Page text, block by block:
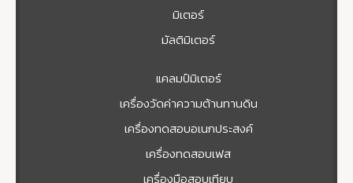
มิเตอร์
มัลติมิเตอร์
แคลมป์มิเตอร์
เครื่องวัดค่าความต้านทานดิน
เครื่องทดสอบอเนกประสงค์
เครื่องทดสอบเฟส
เครื่องมือสอบเทียบ